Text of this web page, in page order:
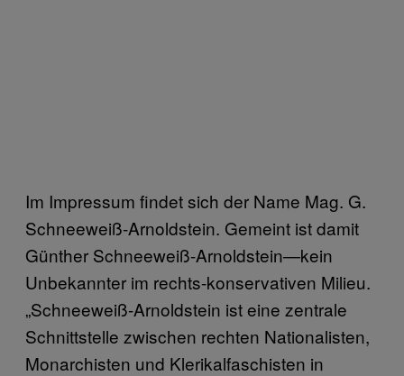
Im Impressum findet sich der Name Mag. G.
Schneeweiß-Arnoldstein. Gemeint ist damit
Günther Schneeweiß-Arnoldstein—kein
Unbekannter im rechts-konservativen Milieu.
„Schneeweiß-Arnoldstein ist eine zentrale
Schnittstelle zwischen rechten Nationalisten,
Monarchisten und Klerikalfaschisten in